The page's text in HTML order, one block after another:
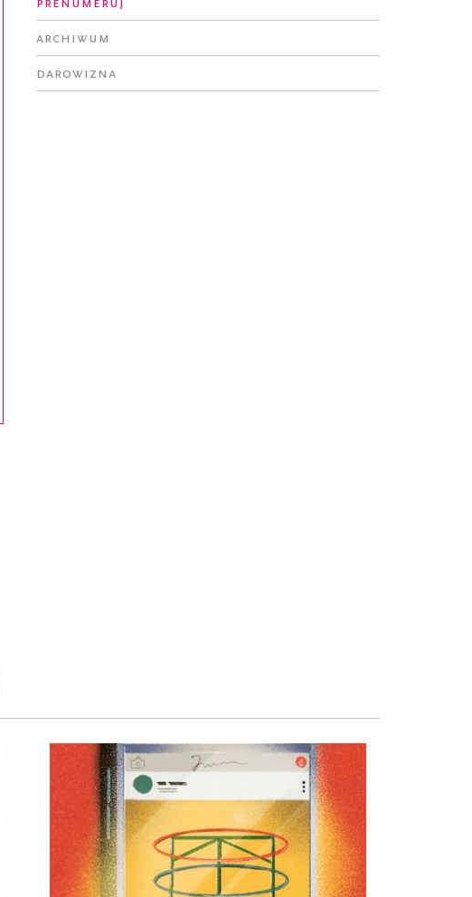
Archiwum
Darowizna